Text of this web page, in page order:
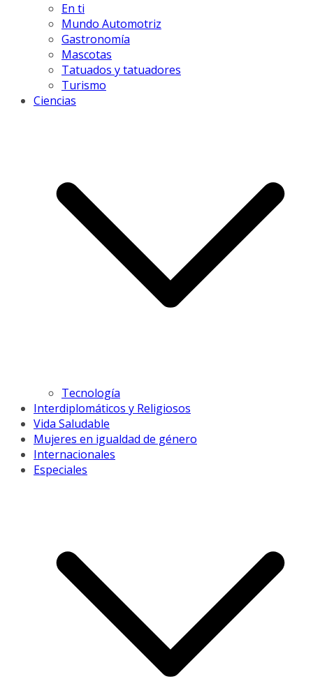
En ti
Mundo Automotriz
Gastronomía
Mascotas
Tatuados y tatuadores
Turismo
Ciencias
Tecnología
Interdiplomáticos y Religiosos
Vida Saludable
Mujeres en igualdad de género
Internacionales
Especiales